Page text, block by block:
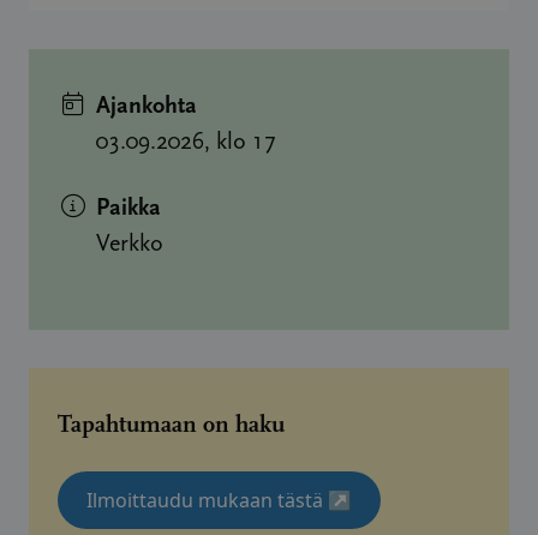
Ajankohta
03.09.2026, klo 17
Paikka
Verkko
Tapahtumaan on haku
Ilmoittaudu mukaan tästä ↗